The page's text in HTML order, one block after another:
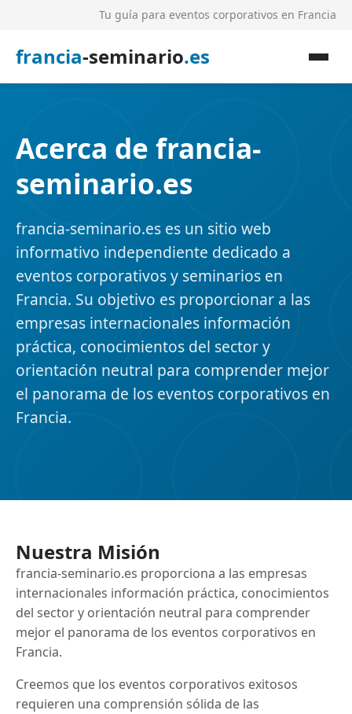
Tu guía para eventos corporativos en Francia
francia-seminario.es
Acerca de francia-
seminario.es
francia-seminario.es es un sitio web
informativo independiente dedicado a
eventos corporativos y seminarios en
Francia. Su objetivo es proporcionar a las
empresas internacionales información
práctica, conocimientos del sector y
orientación neutral para comprender mejor
el panorama de los eventos corporativos en
Francia.
Nuestra Misión
francia-seminario.es proporciona a las empresas
internacionales información práctica, conocimientos
del sector y orientación neutral para comprender
mejor el panorama de los eventos corporativos en
Francia.
Creemos que los eventos corporativos exitosos
requieren una comprensión sólida de las